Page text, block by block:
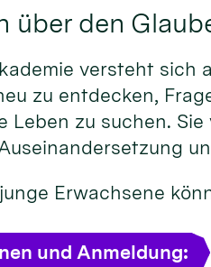
über den
versteht sich
zu entdecken,
Leben zu suchen.
Erwachsene
und Anmeldung: